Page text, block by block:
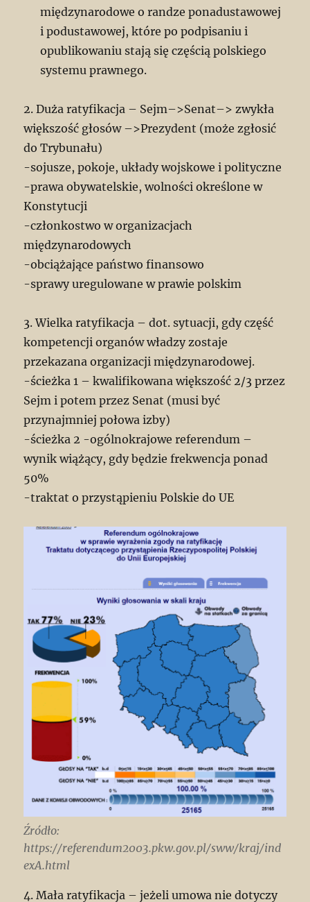
międzynarodowe o randze ponadustawowej
i podustawowej, które po podpisaniu i
opublikowaniu stają się częścią polskiego
systemu prawnego.
2. Duża ratyfikacja – Sejm–>Senat–> zwykła
większość głosów –>Prezydent (może zgłosić
do Trybunału)
-sojusze, pokoje, układy wojskowe i polityczne
-prawa obywatelskie, wolności określone w
Konstytucji
-członkostwo w organizacjach
międzynarodowych
-obciążające państwo finansowo
-sprawy uregulowane w prawie polskim
3. Wielka ratyfikacja – dot. sytuacji, gdy część
kompetencji organów władzy zostaje
przekazana organizacji międzynarodowej.
-ścieżka 1 – kwalifikowana większość 2/3 przez
Sejm i potem przez Senat (musi być
przynajmniej połowa izby)
-ścieżka 2 -ogólnokrajowe referendum –
wynik wiążący, gdy będzie frekwencja ponad
50%
-traktat o przystąpieniu Polskie do UE
Źródło:
https://referendum2003.pkw.gov.pl/sww/kraj/ind
exA.html
4. Mała ratyfikacja – jeżeli umowa nie dotyczy